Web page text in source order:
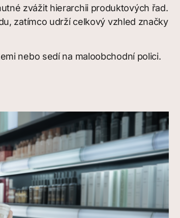
zvážit hierarchii produktových řad.
zatímco udrží celkový vzhled značky
nebo sedí na maloobchodní polici.